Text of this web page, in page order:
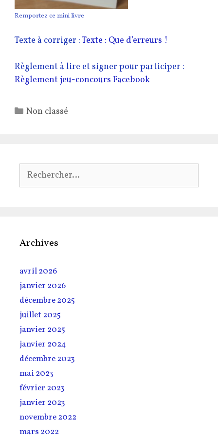
Remportez ce mini livre
Texte à corriger :Texte : Que d’erreurs !
Règlement à lire et signer pour participer :
Règlement jeu-concours Facebook
Catégories
Non classé
Rechercher :
Archives
avril 2026
janvier 2026
décembre 2025
juillet 2025
janvier 2025
janvier 2024
décembre 2023
mai 2023
février 2023
janvier 2023
novembre 2022
mars 2022